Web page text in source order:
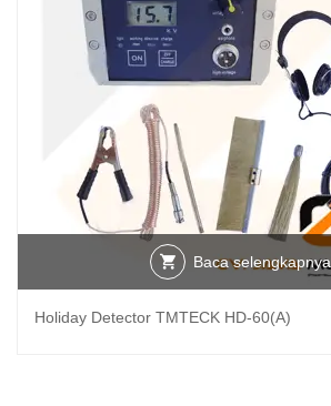
Baca selengkapnya
Holiday Detector TMTECK HD-60(A)